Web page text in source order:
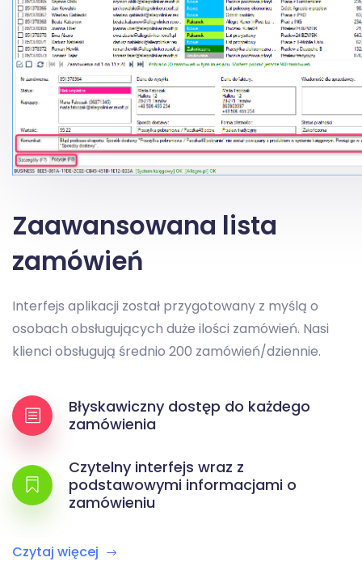
Zaawansowana lista
zamówień
Interfejs aplikacji został przygotowany z myślą o
osobach obsługujących duże ilości zamówień. Nasi
klienci obsługują średnio 200 zamówień/dziennie.
Błyskawiczny dostęp do każdego
zamówienia
Czytelny interfejs wraz z
podstawowymi informacjami o
zamówieniu
Czytaj więcej